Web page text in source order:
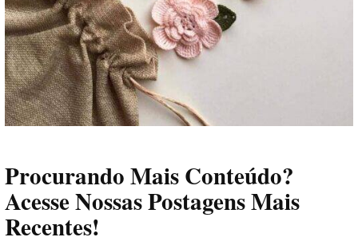
Procurando Mais Conteúdo?
Acesse Nossas Postagens Mais
Recentes!